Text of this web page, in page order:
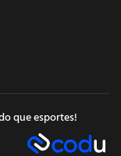
que esportes!